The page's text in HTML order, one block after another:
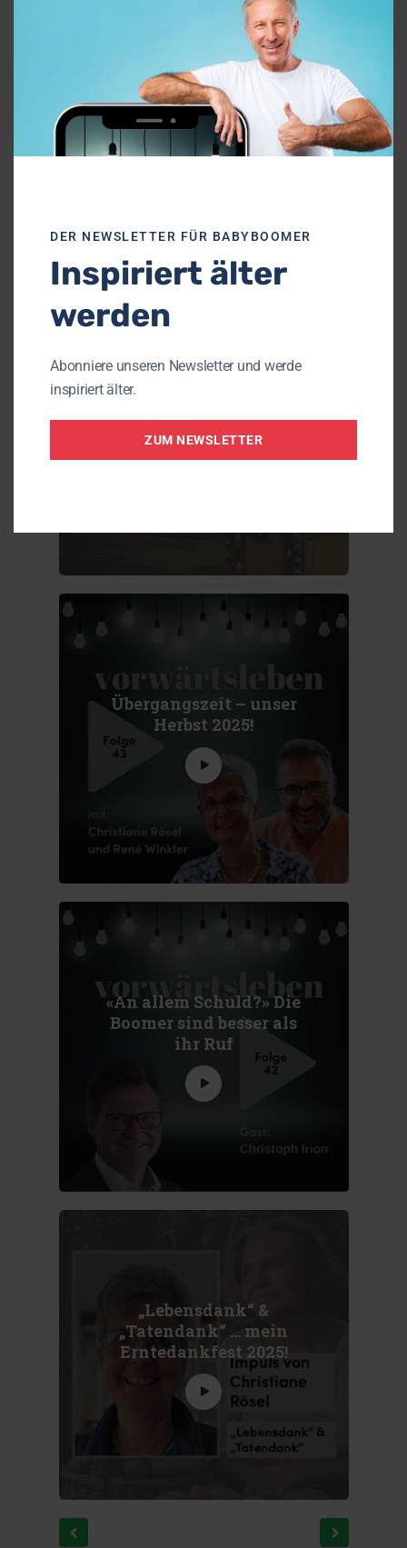
«Mittwochs-Rentnerin»
– und ihre Vorbereitung
auf die nachberufliche
Zeit
Der Schatz meiner
Lebensgeschichte
Übergangszeit – unser
Herbst 2025!
«An allem Schuld?» Die
Boomer sind besser als
ihr Ruf
„Lebensdank“ &
„Tatendank“ … mein
Erntedankfest 2025!
DER NEWSLETTER FÜR BABYBOOMER
Inspiriert älter
werden
Abonniere unseren Newsletter und werde
inspiriert älter.
ZUM NEWSLETTER